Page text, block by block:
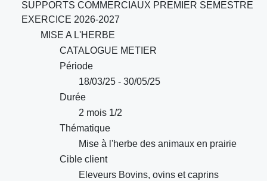
SUPPORTS COMMERCIAUX PREMIER SEMESTRE
EXERCICE 2026-2027
MISE A L'HERBE
CATALOGUE METIER
Période
18/03/25 - 30/05/25
Durée
2 mois 1/2
Thématique
Mise à l'herbe des animaux en prairie
Cible client
Eleveurs Bovins, ovins et caprins